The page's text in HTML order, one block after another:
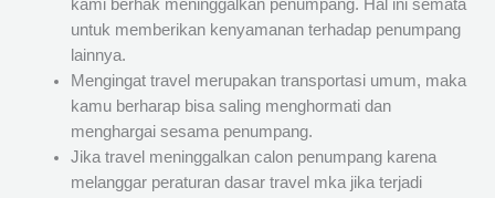
kami berhak meninggalkan penumpang. Hal ini semata
untuk memberikan kenyamanan terhadap penumpang
lainnya.
Mengingat travel merupakan transportasi umum, maka
kamu berharap bisa saling menghormati dan
menghargai sesama penumpang.
Jika travel meninggalkan calon penumpang karena
melanggar peraturan dasar travel mka jika terjadi